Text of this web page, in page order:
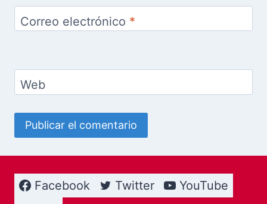
Correo electrónico *
Web
Facebook Twitter
YouTube